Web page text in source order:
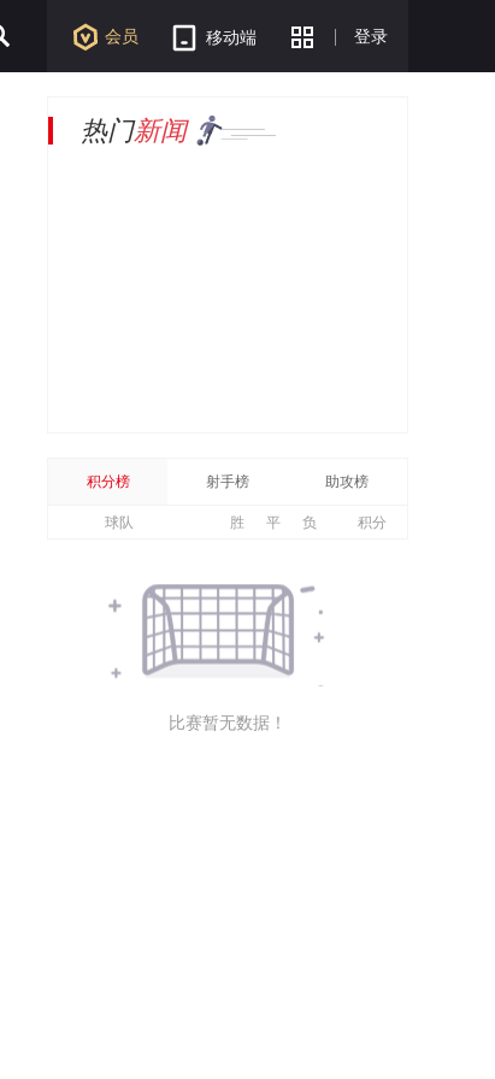
会员 移动端 登录
热门新闻
积分榜 射手榜 助攻榜
球队 胜 平 负 积分
比赛暂无数据！